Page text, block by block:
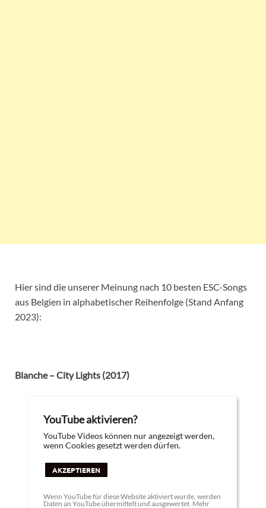
Hier sind die unserer Meinung nach 10 besten ESC-Songs
aus Belgien in alphabetischer Reihenfolge (Stand Anfang
2023):
Blanche – City Lights (2017)
YouTube aktivieren?
YouTube Videos können nur angezeigt werden,
wenn Cookies gesetzt werden dürfen.
AKZEPTIEREN
Wenn YouTube für diese Website aktiviert wurde, werden
Daten an YouTube übermittelt und ausgewertet. Mehr